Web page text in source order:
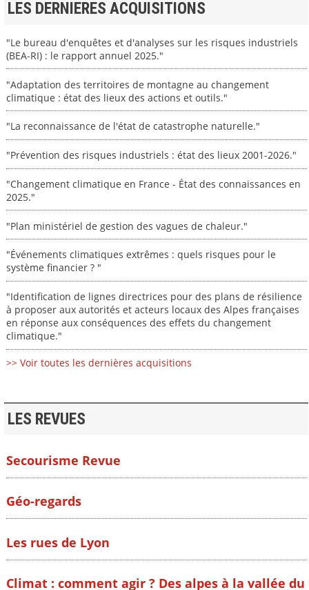
LES DERNIERES ACQUISITIONS
"Le bureau d'enquêtes et d'analyses sur les risques industriels
(BEA-RI) : le rapport annuel 2025."
"Adaptation des territoires de montagne au changement
climatique : état des lieux des actions et outils."
"La reconnaissance de l'état de catastrophe naturelle."
"Prévention des risques industriels : état des lieux 2001-2026."
"Changement climatique en France - État des connaissances en
2025."
"Plan ministériel de gestion des vagues de chaleur."
"Événements climatiques extrêmes : quels risques pour le
système financier ? "
"Identification de lignes directrices pour des plans de résilience
à proposer aux autorités et acteurs locaux des Alpes françaises
en réponse aux conséquences des effets du changement
climatique."
>> Voir toutes les dernières acquisitions
LES REVUES
Secourisme Revue
Géo-regards
Les rues de Lyon
Climat : comment agir ? Des alpes à la vallée du